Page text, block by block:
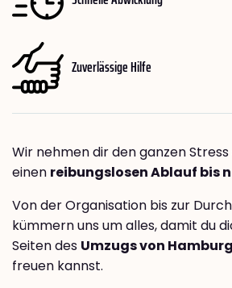
Zuverlässige Hilfe
Wir nehmen dir den ganzen
einen reibungslosen Ablauf bis
Von der Organisation bis zur
kümmern uns um alles, damit du
Seiten des Umzugs von
freuen kannst.